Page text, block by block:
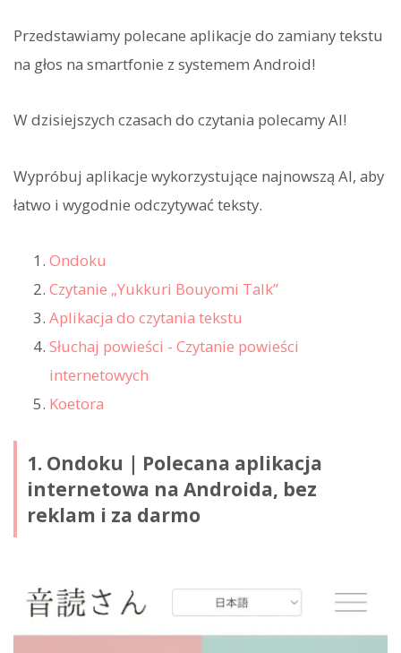
Przedstawiamy polecane aplikacje do zamiany tekstu
na głos na smartfonie z systemem Android!
W dzisiejszych czasach do czytania polecamy AI!
Wypróbuj aplikacje wykorzystujące najnowszą AI, aby
łatwo i wygodnie odczytywać teksty.
Ondoku
Czytanie „Yukkuri Bouyomi Talk”
Aplikacja do czytania tekstu
Słuchaj powieści - Czytanie powieści
internetowych
Koetora
1. Ondoku｜Polecana aplikacja
internetowa na Androida, bez
reklam i za darmo